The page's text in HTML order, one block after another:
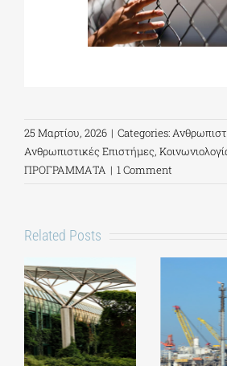
25 Μαρτίου, 2026 | Categories:
Ανθρωπιστικές Επιστήμες,
ΠΡΟΓΡΑΜΜΑΤΑ | 1 Comment
Related Posts